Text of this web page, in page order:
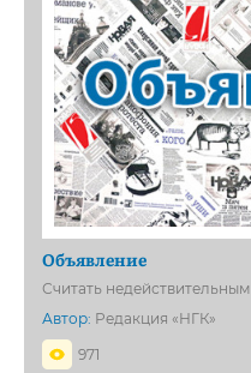
Объявление
Считать недействительным
Автор: Редакция «НГК»
971